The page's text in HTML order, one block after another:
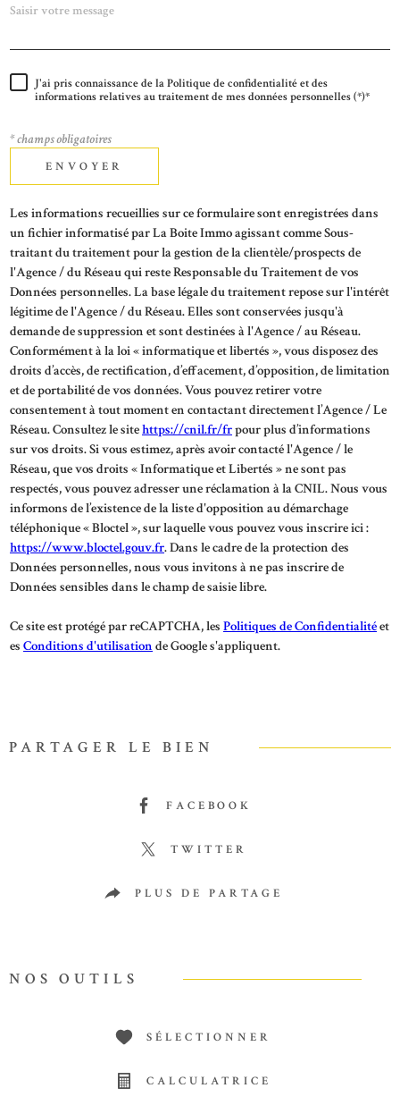
J'ai pris connaissance de la Politique de confidentialité et des
informations relatives au traitement de mes données personnelles (*)*
* champs obligatoires
ENVOYER
Les informations recueillies sur ce formulaire sont enregistrées dans
un fichier informatisé par La Boite Immo agissant comme Sous-
traitant du traitement pour la gestion de la clientèle/prospects de
l'Agence / du Réseau qui reste Responsable du Traitement de vos
Données personnelles. La base légale du traitement repose sur l'intérêt
légitime de l'Agence / du Réseau. Elles sont conservées jusqu'à
demande de suppression et sont destinées à l'Agence / au Réseau.
Conformément à la loi « informatique et libertés », vous disposez des
droits d’accès, de rectification, d’effacement, d’opposition, de limitation
et de portabilité de vos données. Vous pouvez retirer votre
consentement à tout moment en contactant directement l’Agence / Le
Réseau. Consultez le sitehttps://cnil.fr/frpour plus d’informations
sur vos droits. Si vous estimez, après avoir contacté l'Agence / le
Réseau, que vos droits « Informatique et Libertés » ne sont pas
respectés, vous pouvez adresser une réclamation à la CNIL. Nous vous
informons de l’existence de la liste d'opposition au démarchage
téléphonique « Bloctel », sur laquelle vous pouvez vous inscrire ici :
https://www.bloctel.gouv.fr. Dans le cadre de la protection des
Données personnelles, nous vous invitons à ne pas inscrire de
Données sensibles dans le champ de saisie libre.
Ce site est protégé par reCAPTCHA, les Politiques de Confidentialitéet
es Conditions d'utilisation de Google s'appliquent.
PARTAGER LE BIEN
FACEBOOK
TWITTER
PLUS DE PARTAGE
NOS OUTILS
SÉLECTIONNER
CALCULATRICE